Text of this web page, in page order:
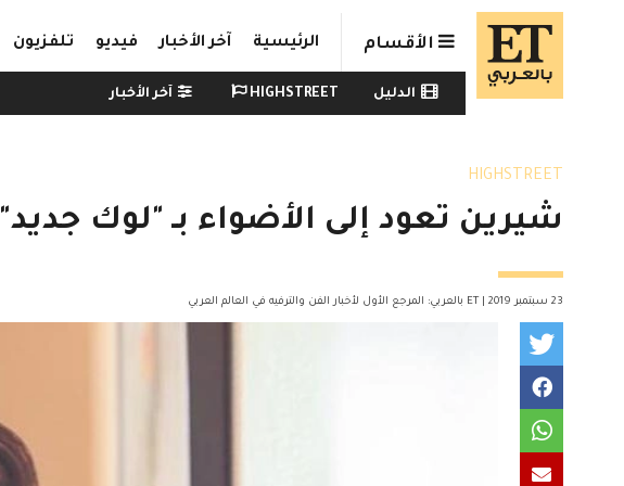
Skip to main content
الأقسام الرئيسية آخر الأخبار فيديو تلفزيون
Watch menu
الدليل HIGHSTREET آخر الأخبار
HIGHSTREET
شيرين تعود إلى الأضواء بـ "لوك جديد"
23 سبتمبر 2019 | ET بالعربي: المرجع الأول لأخبار الفن والترفيه في العالم العربي